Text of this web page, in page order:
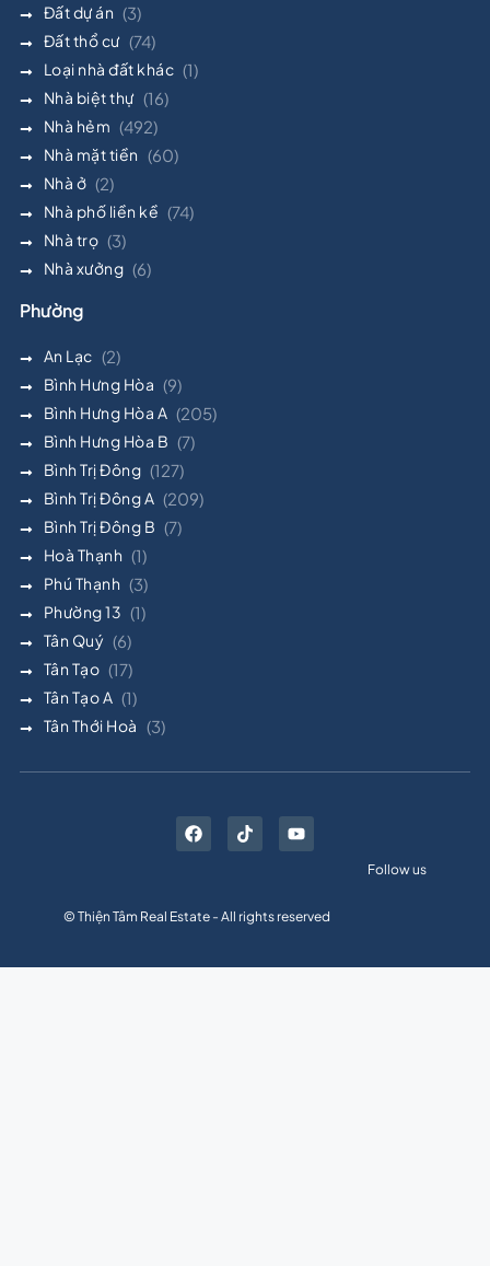
Đất dự án (3)
Đất thổ cư (74)
Loại nhà đất khác (1)
Nhà biệt thự (16)
Nhà hẻm (492)
Nhà mặt tiền (60)
Nhà ở (2)
Nhà phố liền kề (74)
Nhà trọ (3)
Nhà xưởng (6)
Phường
An Lạc (2)
Bình Hưng Hòa (9)
Bình Hưng Hòa A (205)
Bình Hưng Hòa B (7)
Bình Trị Đông (127)
Bình Trị Đông A (209)
Bình Trị Đông B (7)
Hoà Thạnh (1)
Phú Thạnh (3)
Phường 13 (1)
Tân Quý (6)
Tân Tạo (17)
Tân Tạo A (1)
Tân Thới Hoà (3)
© Thiện Tâm Real Estate - All rights reserved
Follow us